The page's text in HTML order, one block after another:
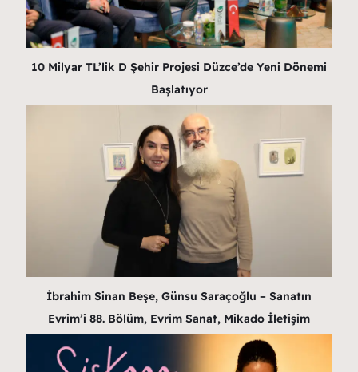
10 Milyar TL’lik D Şehir Projesi Düzce’de Yeni Dönemi
Başlatıyor
İbrahim Sinan Beşe, Günsu Saraçoğlu – Sanatın
Evrim’i 88. Bölüm, Evrim Sanat, Mikado İletişim